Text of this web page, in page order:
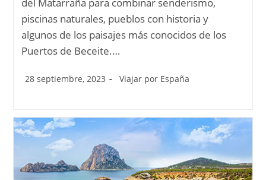
del Matarraña para combinar senderismo,
piscinas naturales, pueblos con historia y
algunos de los paisajes más conocidos de los
Puertos de Beceite.…
28 septiembre, 2023 Viajar por España